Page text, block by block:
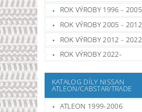
ROK VÝROBY 1996 - 2005
ROK VÝROBY 2005 - 2012
ROK VÝROBY 2012 - 2022
ROK VÝROBY 2022-
KATALOG DÍLY NISSAN
ATLEON/CABSTAR/TRADE
ATLEON 1999-2006